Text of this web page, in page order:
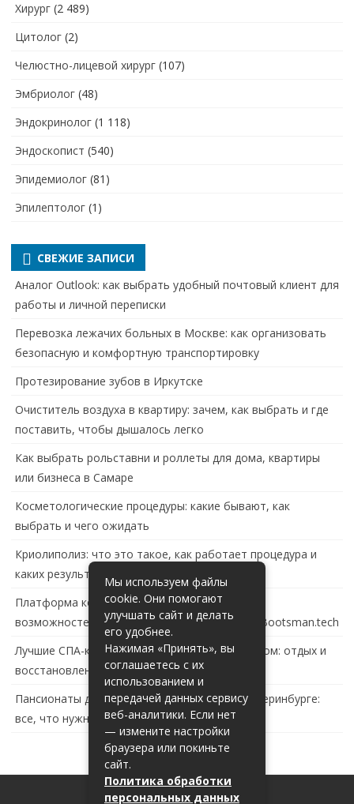
Хирург (2 489)
Цитолог (2)
Челюстно-лицевой хирург (107)
Эмбриолог (48)
Эндокринолог (1 118)
Эндоскопист (540)
Эпидемиолог (81)
Эпилептолог (1)
СВЕЖИЕ ЗАПИСИ
Аналог Outlook: как выбрать удобный почтовый клиент для
работы и личной переписки
Перевозка лежачих больных в Москве: как организовать
безопасную и комфортную транспортировку
Протезирование зубов в Иркутске
Очиститель воздуха в квартиру: зачем, как выбрать и где
поставить, чтобы дышалось легко
Как выбрать рольставни и роллеты для дома, квартиры
или бизнеса в Самаре
Косметологические процедуры: какие бывают, как
выбрать и чего ожидать
Криолиполиз: что это такое, как работает процедура и
каких результатов ждать
Платформа контейнеризации в России: обзор
возможностей и перспектив развития сайта Bootsman.tech
Лучшие СПА-комплексы в Тольятти с бассейном: отдых и
восстановление за городом
Пансионаты для пожилых с деменцией в Екатеринбурге:
все, что нужно знать
Мы используем файлы
cookie. Они помогают
улучшать сайт и делать
его удобнее.
Нажимая «Принять», вы
соглашаетесь с их
использованием и
передачей данных сервису
веб-аналитики. Если нет
— измените настройки
браузера или покиньте
сайт.
Политика обработки
персональных данных